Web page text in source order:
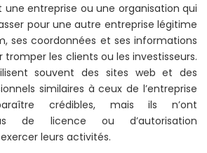
une entreprise ou une organisation qui
pour une autre entreprise légitime
ses coordonnées et ses informations
les clients ou les investisseurs.
souvent des sites web et des
similaires à ceux de l’entreprise
crédibles, mais ils n’ont
de licence ou d’autorisation
leurs activités.